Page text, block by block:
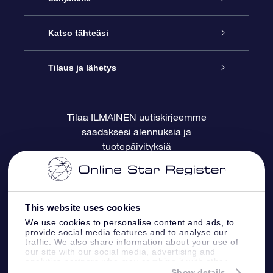
This website uses cookies
We use cookies to personalise content and ads, to
provide social media features and to analyse our
traffic. We also share information about your use of
our site with our social media, advertising and
information that you’ve provided to them or that
Ota meihin yhteyttä
Blogi
Arvostelut
Online Star -lahja
OSR-lahjapakkaus
OSR-lahjakortti
Yrityslahjat
Katso tähteäsi
Star Register
Henkilökohtainen Tähtisivu
One Million Stars
OSR -tähden tallennus
Lennä tähtiin VR -sovellus
Tilaus ja lähetys
Maksutiedot
Toimitustiedot
Palautuskäytäntö
Tähtikuviosta
Tilaa ILMAINEN uutiskirjeemme
saadaksesi alennuksia ja
tuotepäivityksiä